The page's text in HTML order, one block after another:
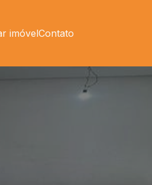
imóvelContato